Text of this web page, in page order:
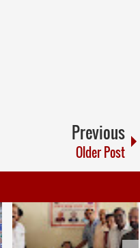
Previous
Older Post